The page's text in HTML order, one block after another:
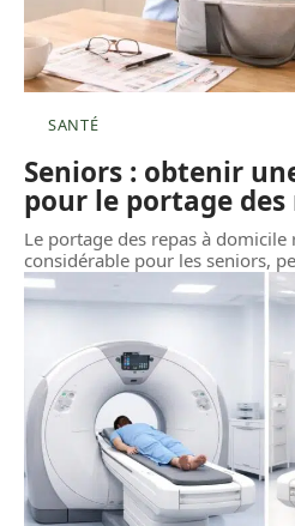
SANTÉ
Seniors : obtenir
pour le portage des
Le portage des repas à
considérable pour les seniors,